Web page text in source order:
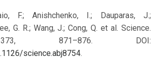
F.; Anishchenko, I.; Dauparas, J.;
G. R.; Wang, J.; Cong, Q. et al. Science.
871–876. DOI:
science.abj8754.